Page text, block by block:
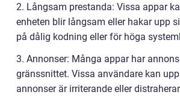
2. Långsam prestanda: Vissa appar
enheten blir långsam eller hakar upp
på dålig kodning eller för höga
3. Annonser: Många appar har
gränssnittet. Vissa användare kan
annonser är irriterande eller